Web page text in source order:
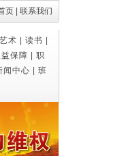
页 联系我们
艺术 读书
保障
职
闻中心
班